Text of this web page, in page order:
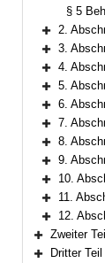
§ 5
Bereich
2.
Bereich
3.
Bereich
4. Abschnitt:
Bereich
5.
Bereich
6.
Bereich
7.
Bereich
8.
Bereich
9. Abschnitt:
Bereich
10.
Bereich
11.
Bereich
12.
Bereich
Zweiter
Dritter